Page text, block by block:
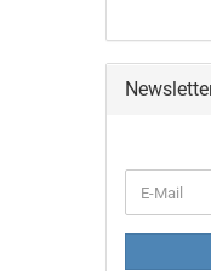
ZUR
E-
Mail